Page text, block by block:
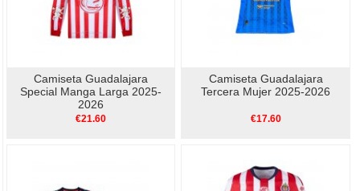
Camiseta Guadalajara
Special Manga Larga 2025-
2026
€21.60
Camiseta Guadalajara
Tercera Mujer 2025-2026
€17.60